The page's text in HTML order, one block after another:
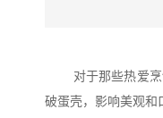
对于那些热爱烹饪
破蛋壳，影响美观和